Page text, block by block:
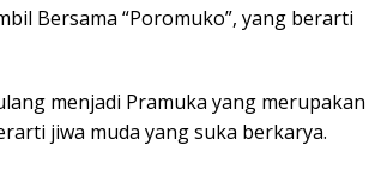
Bersama “Poromuko”, yang berarti
menjadi Pramuka yang merupakan
jiwa muda yang suka berkarya.